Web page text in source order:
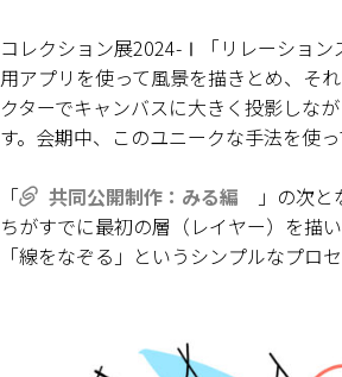
コレクション展2024-Ⅰ「リレーション
用アプリを使って風景を描きとめ、そ
クターでキャンバスに大きく投影しな
す。会期中、このユニークな手法を使
「 共同公開制作：みる編
」の次
ちがすでに最初の層（レイヤー）を描
「線をなぞる」というシンプルなプ